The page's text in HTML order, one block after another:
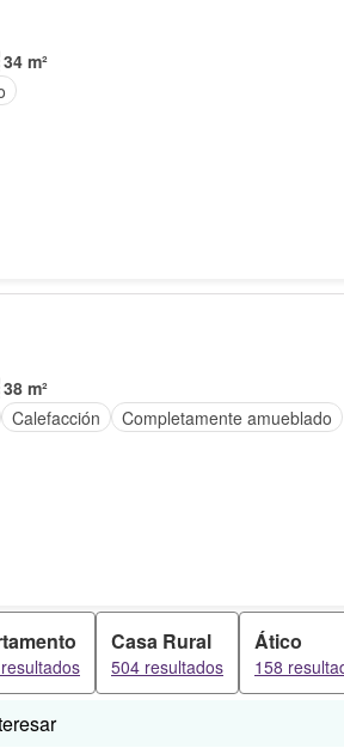
34 m²
38 m²
Calefacción Completamente amueblado
Casa Rural
504 resultados
Ático
158